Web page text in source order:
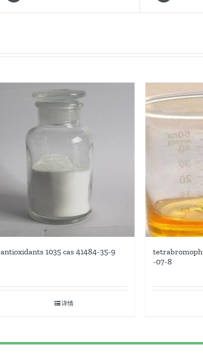
antioxidants 1035 cas 41484-35-9
详情
-07-8